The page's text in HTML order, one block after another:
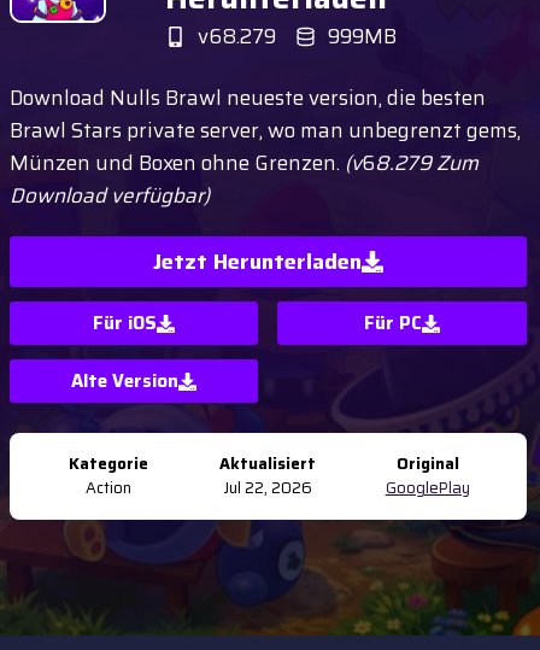
v68.279
999MB
Download Nulls Brawl neueste version, die besten
Brawl Stars private server, wo man unbegrenzt gems,
Münzen und Boxen ohne Grenzen. (v68.279 Zum
Download verfügbar)
Jetzt Herunterladen
Für iOS
Für PC
Alte Version
Kategorie
Action
Aktualisiert
Jul 22, 2026
Original
GooglePlay